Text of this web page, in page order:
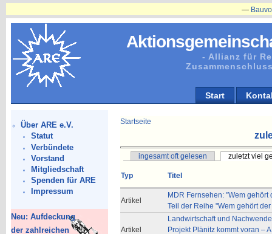
- Allianz für
Start
Über ARE e.V.
Statut
Verbündete
Vorstand
Mitgliedschaft
Spenden für ARE
Impressum
Neu: Aufdeckung
der zahlreichen
Startseite
ingesamt oft gelesen zuletzt viel
Typ Titel
Artikel
MDR Fernsehen: "Wem
Teil der Reihe "Wem gehört
Artikel
Landwirtschaft und
Projekt Plänitz kommt voran –